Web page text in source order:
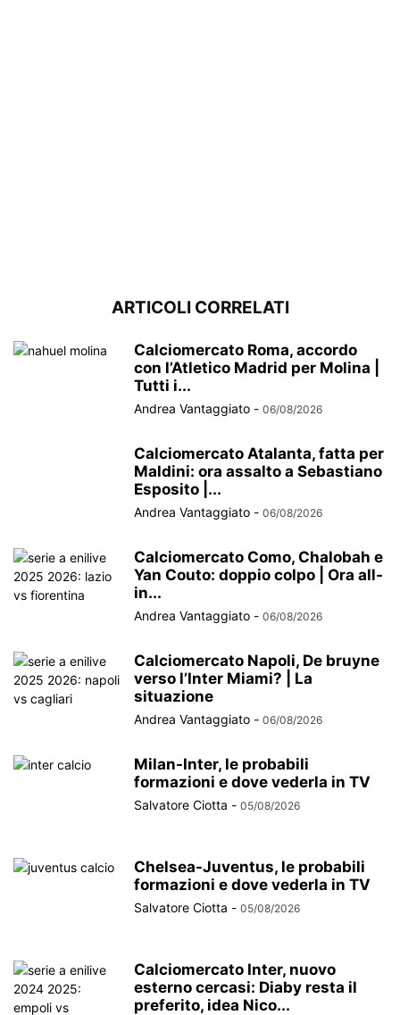
ARTICOLI CORRELATI
Calciomercato Roma, accordo
con l’Atletico Madrid per Molina |
Tutti i...
Andrea Vantaggiato - 06/08/2026
Calciomercato Atalanta, fatta per
Maldini: ora assalto a Sebastiano
Esposito |...
Andrea Vantaggiato - 06/08/2026
Calciomercato Como, Chalobah e
Yan Couto: doppio colpo | Ora all-
in...
Andrea Vantaggiato - 06/08/2026
Calciomercato Napoli, De bruyne
verso l’Inter Miami? | La
situazione
Andrea Vantaggiato - 06/08/2026
Milan-Inter, le probabili
formazioni e dove vederla in TV
Salvatore Ciotta - 05/08/2026
Chelsea-Juventus, le probabili
formazioni e dove vederla in TV
Salvatore Ciotta - 05/08/2026
Calciomercato Inter, nuovo
esterno cercasi: Diaby resta il
preferito, idea Nico...